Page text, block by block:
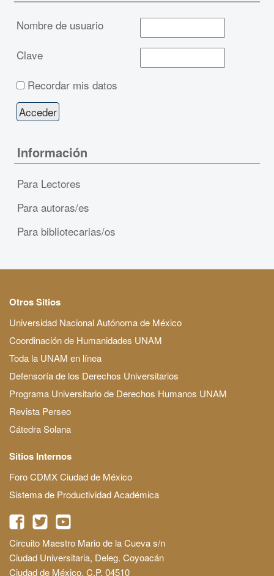
Nombre de usuario
Clave
Recordar mis datos
Información
Para Lectores
Para autoras/es
Para bibliotecarias/os
Otros Sitios
Universidad Nacional Autónoma de México
Coordinación de Humanidades UNAM
Toda la UNAM en línea
Defensoría de los Derechos Universitarios
Programa Universitario de Derechos Humanos UNAM
Revista Perseo
Cátedra Solana
Sitios Internos
Foro CDMX Ciudad de México
Sistema de Productividad Académica
Circuito Maestro Mario de la Cueva s/n
Ciudad Universitaria, Deleg. Coyoacán
Ciudad de México, C.P. 04510